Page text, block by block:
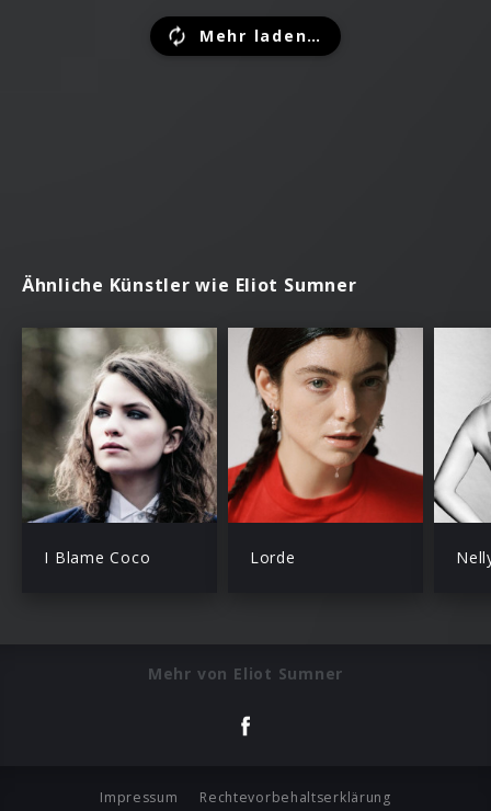
Mehr laden…
Ähnliche Künstler wie Eliot Sumner
I Blame Coco Lorde
Mehr von Eliot Sumner
Impressum Rechtevorbehaltserklärung